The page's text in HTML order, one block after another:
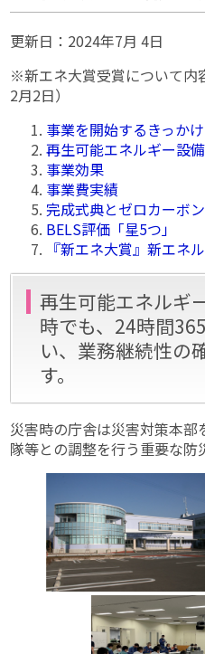
更新日： 2024年7月 4日
※新エネ大賞受賞について内
2月2日）
事業を開始するきっか
再生可能エネルギー設
事業効果
事業費実績
完成式典とゼロカーボ
BELS評価「星5つ」
『新エネ大賞』新エネ
再生可能エネルギ
時でも、24時間
い、業務継続性の
す。
災害時の庁舎は災害対策本
隊等との調整を行う重要な防